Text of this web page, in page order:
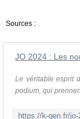
Sources :
Le véritable esprit
podium, qui